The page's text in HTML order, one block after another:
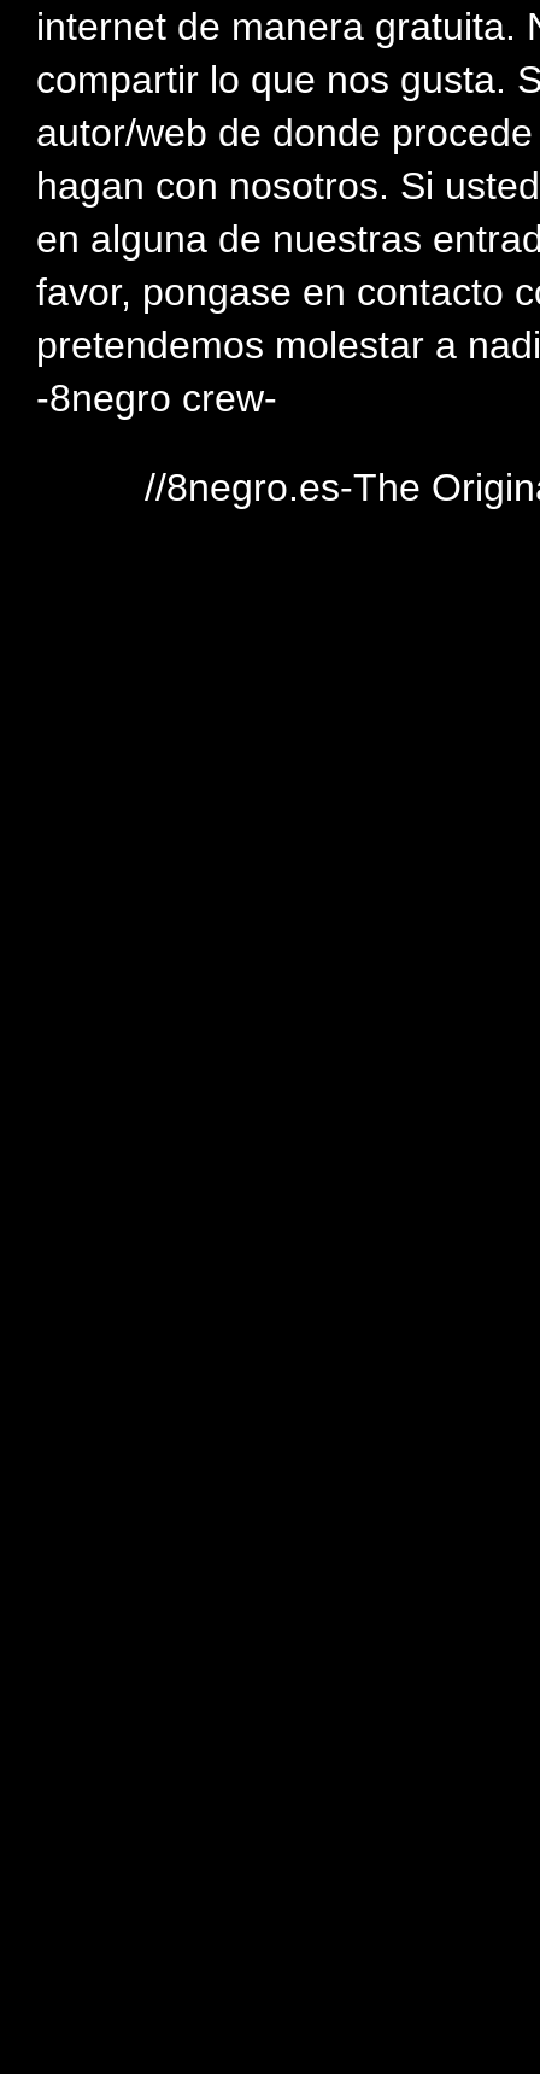
internet de manera gratuita.
compartir lo que nos gusta.
autor/web de donde
hagan con nosotros. Si
en alguna de nuestras
favor, pongase en contacto
pretendemos molestar a
-8negro crew-
//8negro.es-The